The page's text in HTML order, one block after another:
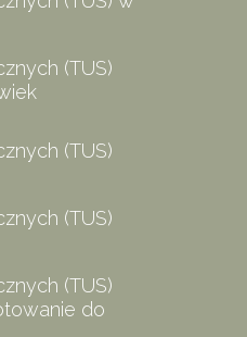
(TUS)
(TUS)
(TUS)
(TUS)
do